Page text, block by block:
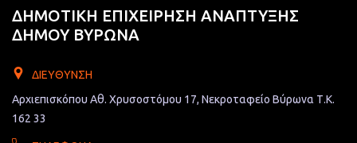
ΔΗΜΟΤΙΚΗ ΕΠΙΧΕΙΡΗΣΗ ΑΝΑΠΤΥΞΗΣ
ΔΗΜΟΥ ΒΥΡΩΝΑ
ΔΙΕΎΘΥΝΣΗ
Αρχιεπισκόπου Αθ. Χρυσοστόμου 17, Νεκροταφείο Βύρωνα Τ.Κ.
162 33